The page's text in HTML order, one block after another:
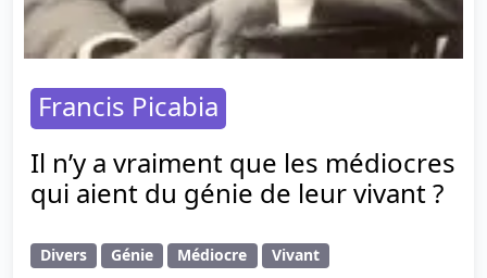
Francis Picabia
Il n’y a vraiment que les médiocres
qui aient du génie de leur vivant ?
Divers Génie Médiocre Vivant